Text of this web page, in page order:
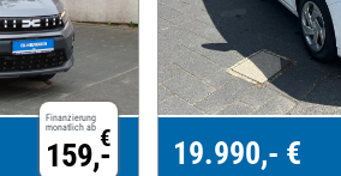
Finanzierung
monatlich ab €
159,- 19.990,- €